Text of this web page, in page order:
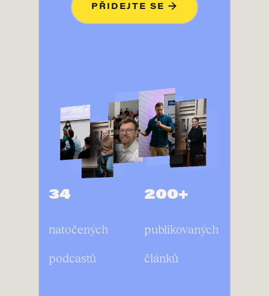
PŘIDEJTE SE →
34
natočených
podcastů
200+
publikovaných
článků